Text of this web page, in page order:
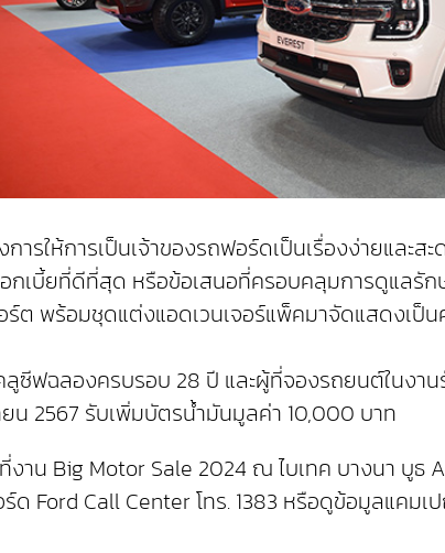
รให้การเป็นเจ้าของรถฟอร์ดเป็นเรื่องง่ายและส
เบี้ยที่ดีที่สุด หรือข้อเสนอที่ครอบคลุมการดูแลรัก
ร์ต พร้อมชุดแต่งแอดเวนเจอร์แพ็คมาจัดแสดงเป็
ฟฉลองครบรอบ 28 ปี และผู้ที่จองรถยนต์ในงา
น 2567 รับเพิ่มบัตรน้ำมันมูลค่า 10,000 บาท
น Big Motor Sale 2024 ณ ไบเทค บางนา บูธ
Call Center โทร. 1383 หรือดูข้อมูลแคมเ